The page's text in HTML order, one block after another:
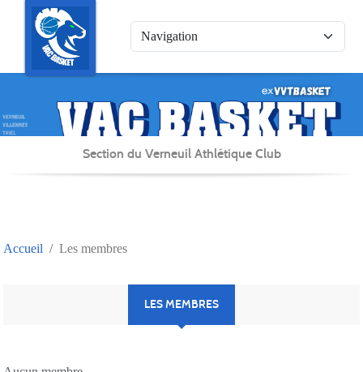
Section du Verneuil Athlétique Club
Accueil Les membres
LES MEMBRES
Panneau de gestion des cookies